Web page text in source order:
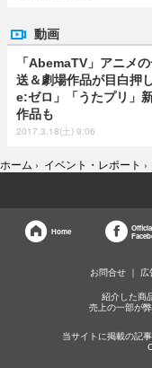
動画
「AbemaTV」アニメ
送＆劇場作品が目白押
e:ゼロ」「うたプリ」
作品も
2017.3.18(土) 9:06
ホーム › イベント・レポート ›
Home
お問合せ 広
紹介した商
売上の一部が
当サイトに掲載の記